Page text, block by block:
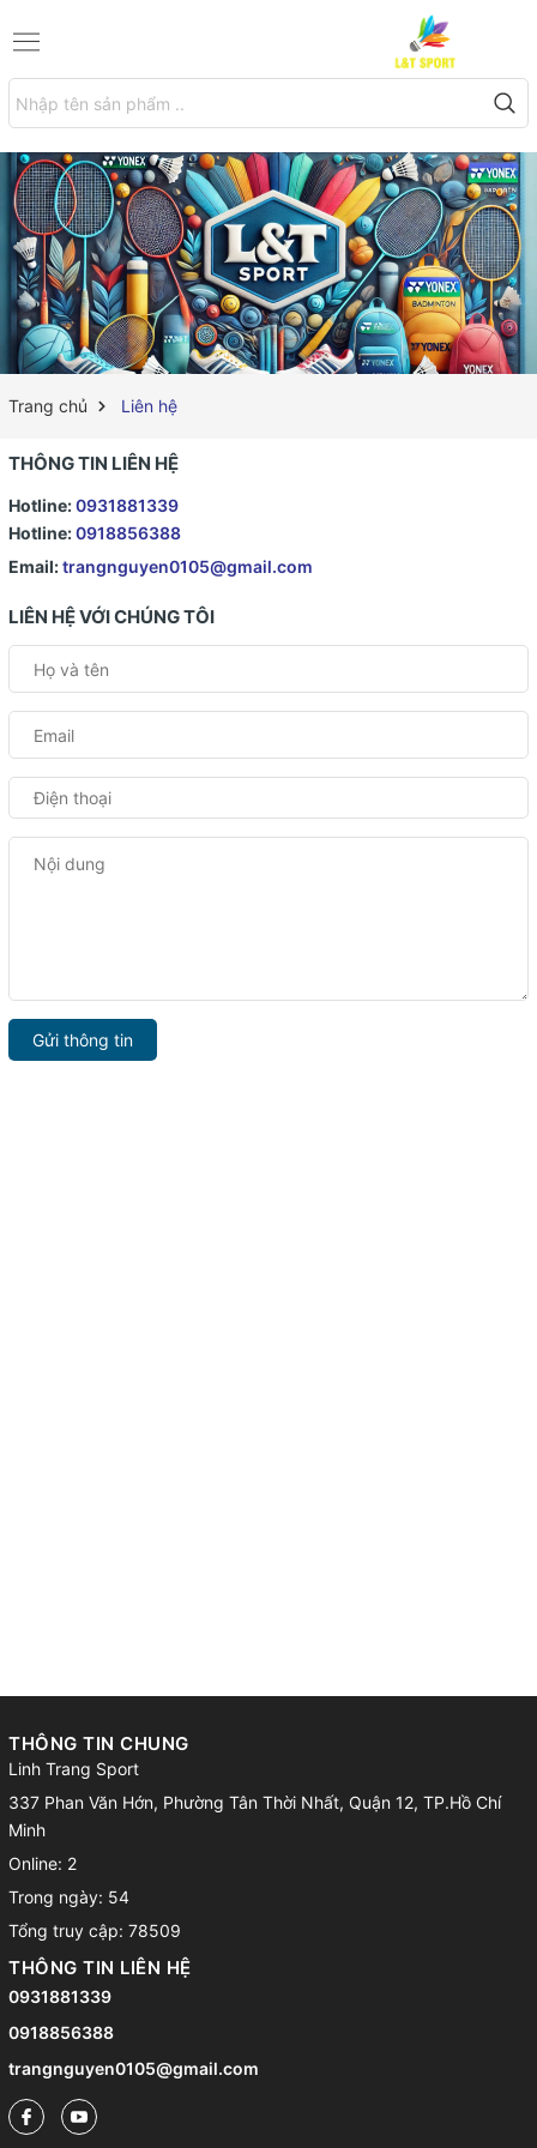
Trang chủ Liên hệ
THÔNG TIN LIÊN HỆ
Hotline:0931881339
Hotline:0918856388
Email:trangnguyen0105@gmail.com
LIÊN HỆ VỚI CHÚNG TÔI
Gửi thông tin
THÔNG TIN CHUNG
Linh Trang Sport
337 Phan Văn Hớn, Phường Tân Thời Nhất, Quận 12, TP.Hồ Chí
Minh
Online: 2
Trong ngày: 54
Tổng truy cập: 78509
THÔNG TIN LIÊN HỆ
0931881339
0918856388
trangnguyen0105@gmail.com